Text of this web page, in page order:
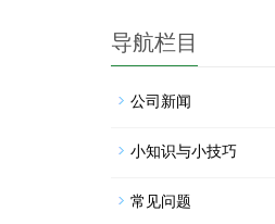
导航栏目
公司新闻
小知识与小技巧
常见问题